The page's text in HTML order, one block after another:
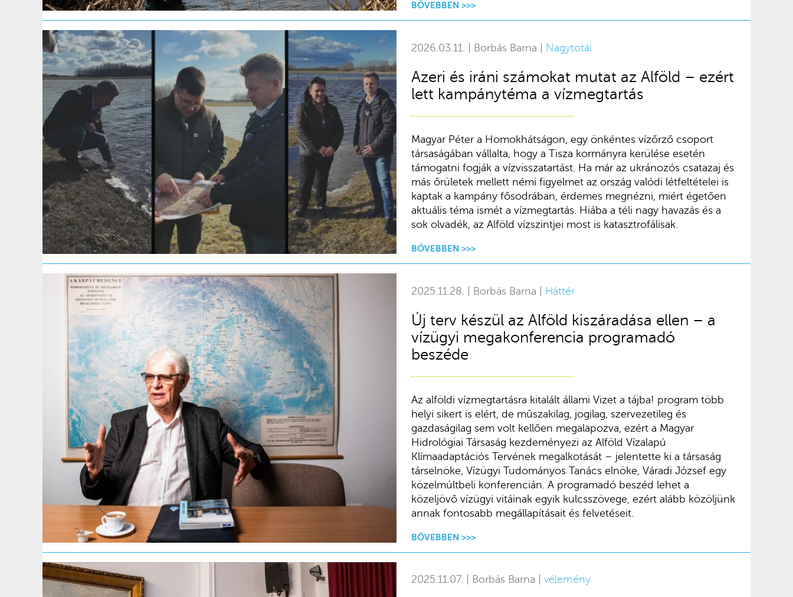
BŐVEBBEN >>>
2026.03.11. | Borbás Barna | Nagytotál
Azeri és iráni számokat mutat az Alföld – ezért
lett kampánytéma a vízmegtartás
Magyar Péter a Homokhátságon, egy önkéntes vízőrző csoport
társaságában vállalta, hogy a Tisza kormányra kerülése esetén
támogatni fogják a vízvisszatartást. Ha már az ukránozós csatazaj és
más őrületek mellett némi figyelmet az ország valódi létfeltételei is
kaptak a kampány fősodrában, érdemes megnézni, miért égetően
aktuális téma ismét a vízmegtartás. Hiába a téli nagy havazás és a
sok olvadék, az Alföld vízszintjei most is katasztrofálisak.
BŐVEBBEN >>>
2025.11.28. | Borbás Barna | Háttér
Új terv készül az Alföld kiszáradása ellen – a
vízügyi megakonferencia programadó
beszéde
Az alföldi vízmegtartásra kitalált állami Vizet a tájba! program több
helyi sikert is elért, de műszakilag, jogilag, szervezetileg és
gazdaságilag sem volt kellően megalapozva, ezért a Magyar
Hidrológiai Társaság kezdeményezi az Alföld Vízalapú
Klímaadaptációs Tervének megalkotását – jelentette ki a társaság
társelnöke, Vízügyi Tudományos Tanács elnöke, Váradi József egy
közelmúltbeli konferencián. A programadó beszéd lehet a
közeljövő vízügyi vitáinak egyik kulcsszövege, ezért alább közöljünk
annak fontosabb megállapításait és felvetéseit.
BŐVEBBEN >>>
2025.11.07. | Borbás Barna | vélemény